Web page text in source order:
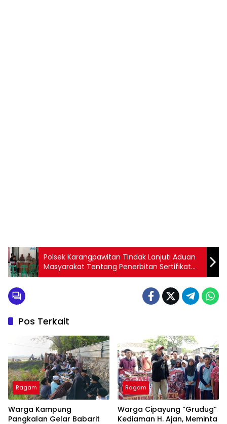
Polsek Karangpawitan Tindak Lanjuti Aduan
Masyarakat Tentang Penerbitan Sertifikat
Tanah
Pos Terkait
Ragam
Warga Kampung
Pangkalan Gelar Babarit
Ragam
Warga Cipayung “Grudug”
Kediaman H. Ajan, Meminta